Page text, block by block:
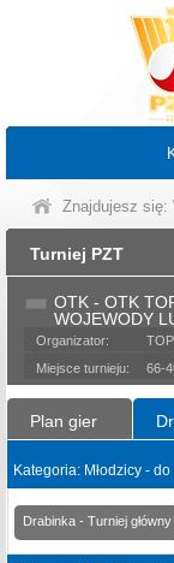
Znajdujesz się:
Turniej PZT
OTK - OTK
WOJEWODY
Organizator:
Miejsce turnieju:
66-
Plan gier
Kategoria: Młodzicy -
Drabinka - Turniej główny